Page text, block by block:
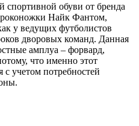
обуви от бренда
Найк Фантом,
у ведущих футболистов
дворовых команд. Данная
амплуа – форвард,
что именно этот
с учетом потребностей